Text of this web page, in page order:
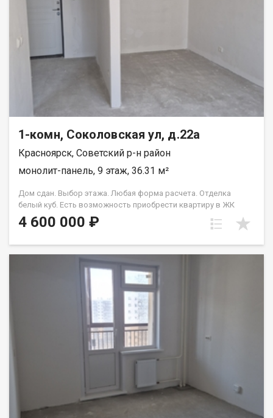
1-комн, Соколовская ул, д.22а
Красноярск, Советский р-н район
монолит-панель, 9 этаж, 36.31 м²
Дом сдан. Выбор этажа. Любая форма расчета. Отделка
белый куб. Есть возможность приобрести квартиру в ЖК
Аринский, под семейную ипотеку сбербанк, со ставкой 4.5 % на
весь срок кредита. Совкомбанк 3.9% на весь срок кредита.
4 600 000 ₽